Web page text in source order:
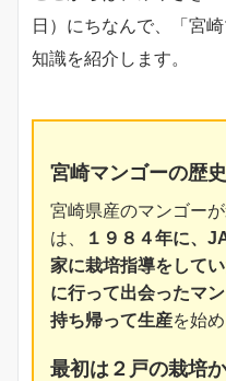
日）にちなんで、「宮
知識を紹介します。
宮崎マンゴーの歴史
宮崎県産のマンゴー
は、
１９８４年に、
家に栽培指導をして
に行って出会ったマ
持ち帰って生産を始め
最初は２戸の栽培